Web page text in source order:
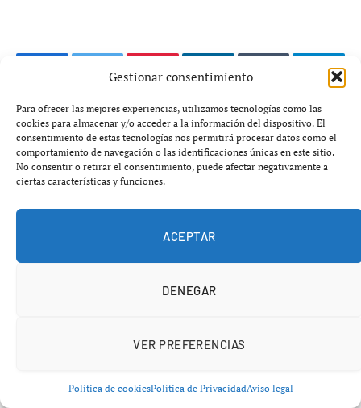
Gestionar consentimiento
Para ofrecer las mejores experiencias, utilizamos tecnologías como las
cookies para almacenar y/o acceder a la información del dispositivo. El
consentimiento de estas tecnologías nos permitirá procesar datos como el
comportamiento de navegación o las identificaciones únicas en este sitio.
No consentir o retirar el consentimiento, puede afectar negativamente a
ciertas características y funciones.
ACEPTAR
DENEGAR
VER PREFERENCIAS
Política de cookiesPolítica de PrivacidadAviso legal
Twitter Pinterest LinkedIn
ARTÍCULO ANTERIOR
Impacto de la Ley Clarity en el
Ecosistema DeFi
ARTÍCULO SIGUIENTE
Claude entra en Photoshop,
Blender y Ableton para